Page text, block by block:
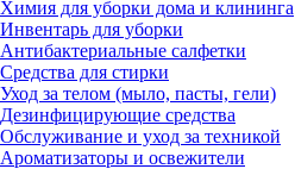
Химия для уборки дома и клининга
Инвентарь для уборки
Антибактериальные салфетки
Средства для стирки
Уход за телом (мыло, пасты, гели)
Дезинфицирующие средства
Обслуживание и уход за техникой
Ароматизаторы и освежители